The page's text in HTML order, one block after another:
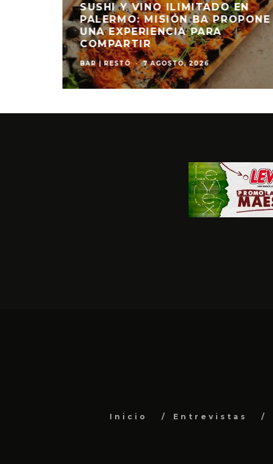
ENERO VUELVE A RECORRER
ITALIA CON UNA NUEVA
EDICIÓN DEL CICLO “ITALIA EN
ENERO”
EVENTOS · 7 AGOSTO, 2026
Inicio Entrevistas